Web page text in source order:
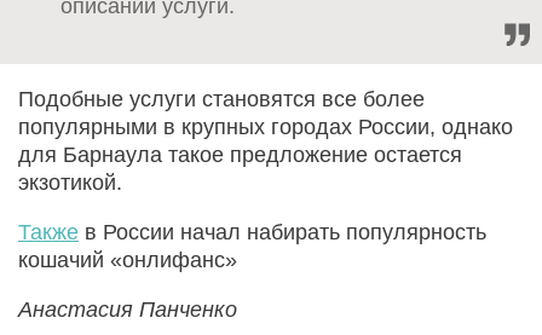
описании услуги.
Подобные услуги становятся все более
популярными в крупных городах России, однако
для Барнаула такое предложение остается
экзотикой.
Также в России начал набирать популярность
кошачий «онлифанс»
Анастасия Панченко